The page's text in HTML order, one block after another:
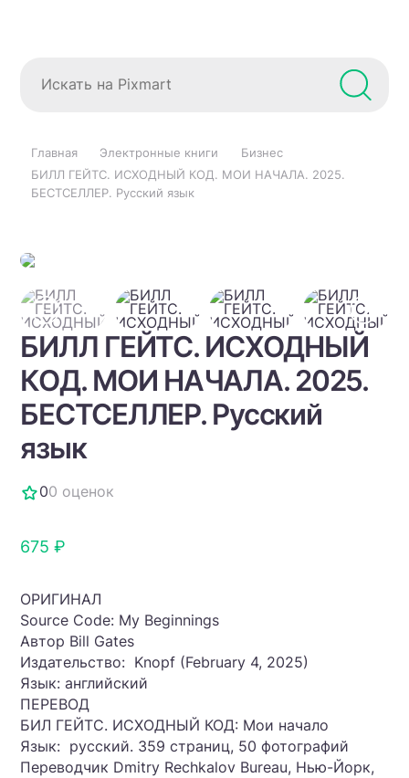
Главная Электронные книги
Бизнес
БИЛЛ ГЕЙТС. ИСХОДНЫЙ КОД. МОИ НАЧАЛА. 2025.
БЕСТСЕЛЛЕР. Русский язык
БИЛЛ ГЕЙТС. ИСХОДНЫЙ
КОД. МОИ НАЧАЛА. 2025.
БЕСТСЕЛЛЕР. Русский
язык
00 оценок
675 ₽
ОРИГИНАЛ
Source Code: My Beginnings
Автор Bill Gates
Издательство‏: ‎ Knopf (February 4, 2025)
Язык: английский
ПЕРЕВОД
БИЛ ГЕЙТС. ИСХОДНЫЙ КОД: Мои начало
Язык: ‎ русский. 359 страниц, 50 фотографий
Переводчик Dmitry Rechkalov Bureau, Нью-Йорк,